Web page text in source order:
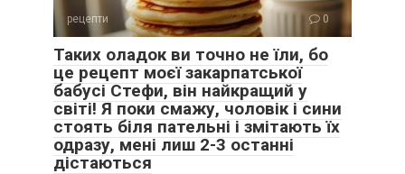
рецепти 0
Таких оладок ви точно не їли, бо
це рецепт моєї закарпатської
бабусі Стефи, він найкращий у
світі! Я поки смажу, чоловік і сини
стоять біля пательні і змітають їх
одразу, мені лиш 2-3 останні
дістаються